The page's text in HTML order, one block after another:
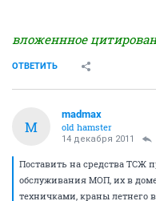
вложеннное
ОТВЕТИТЬ
M
madmax
old hamster
14 декабря 2011
Поставить на средства ТСЖ
обслуживания МОП, их в
техничками, краны летнего